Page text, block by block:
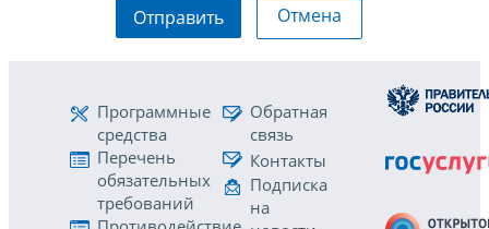
Отправить Отмена
Программные
средства
Перечень
обязательных
требований
Обратная
связь
Контакты
Подписка
на